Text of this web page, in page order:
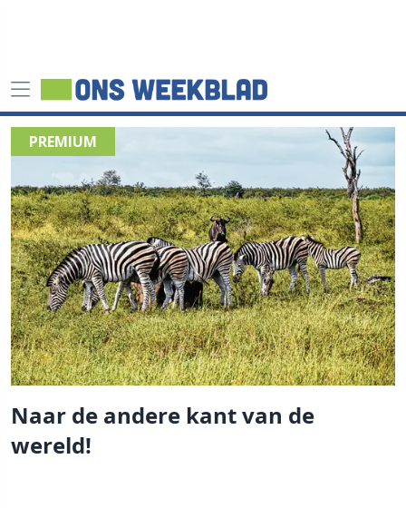
Naar de andere kant van de
wereld!